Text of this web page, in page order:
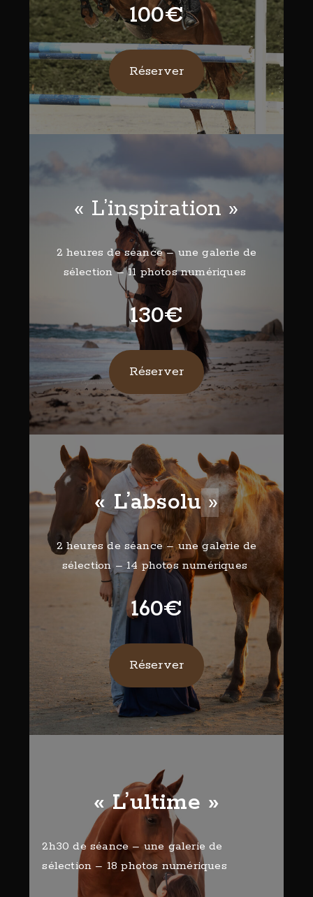
100€
Réserver
« L’inspiration »
2 heures de séance – une galerie de
sélection – 11 photos numériques
130€
Réserver
« L’absolu»
2 heures de séance – une galerie de
sélection – 14 photos numériques
160€
Réserver
« L’ultime »
2h30 de séance – une galerie de
sélection – 18 photos numériques